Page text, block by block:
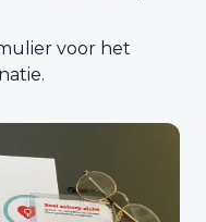
voor het